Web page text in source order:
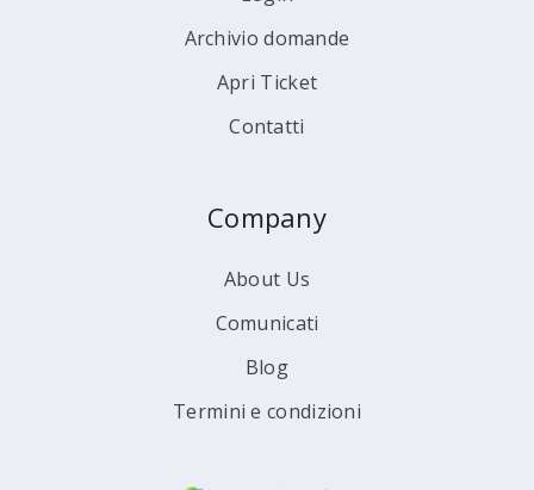
Archivio domande
Apri Ticket
Contatti
Company
About Us
Comunicati
Blog
Termini e condizioni